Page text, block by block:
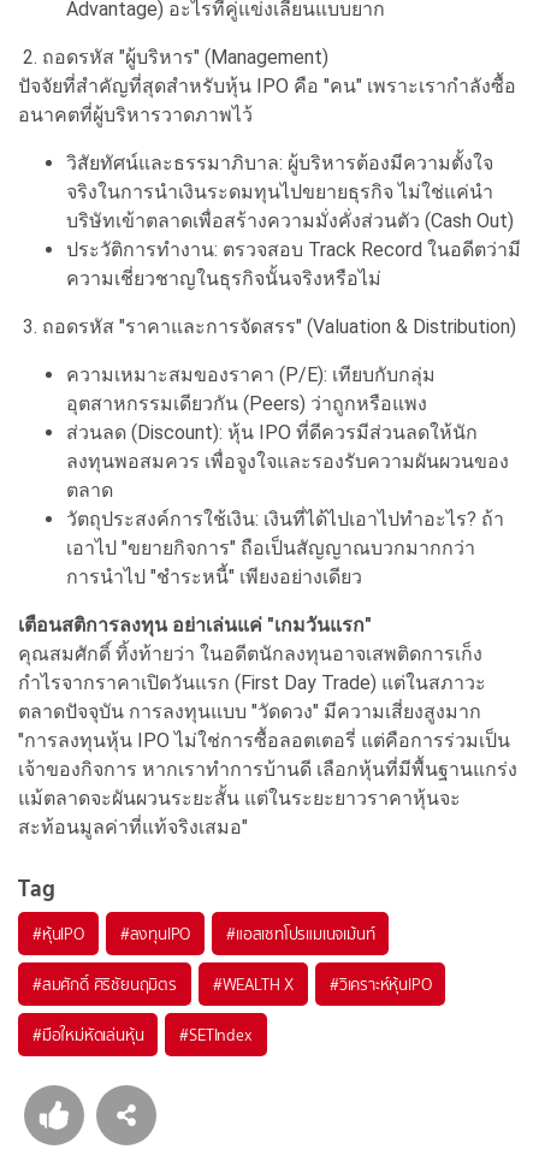
Advantage) อะไรที่คู่แข่งเลียนแบบยาก
2. ถอดรหัส "ผู้บริหาร" (Management)
ปัจจัยที่สำคัญที่สุดสำหรับหุ้น IPO คือ "คน" เพราะเรากำลังซื้อ
อนาคตที่ผู้บริหารวาดภาพไว้
วิสัยทัศน์และธรรมาภิบาล: ผู้บริหารต้องมีความตั้งใจ
จริงในการนำเงินระดมทุนไปขยายธุรกิจ ไม่ใช่แค่นำ
บริษัทเข้าตลาดเพื่อสร้างความมั่งคั่งส่วนตัว (Cash Out)
ประวัติการทำงาน: ตรวจสอบ Track Record ในอดีตว่ามี
ความเชี่ยวชาญในธุรกิจนั้นจริงหรือไม่
3. ถอดรหัส "ราคาและการจัดสรร" (Valuation & Distribution)
ความเหมาะสมของราคา (P/E): เทียบกับกลุ่ม
อุตสาหกรรมเดียวกัน (Peers) ว่าถูกหรือแพง
ส่วนลด (Discount): หุ้น IPO ที่ดีควรมีส่วนลดให้นัก
ลงทุนพอสมควร เพื่อจูงใจและรองรับความผันผวนของ
ตลาด
วัตถุประสงค์การใช้เงิน: เงินที่ได้ไปเอาไปทำอะไร? ถ้า
เอาไป "ขยายกิจการ" ถือเป็นสัญญาณบวกมากกว่า
การนำไป "ชำระหนี้" เพียงอย่างเดียว
เตือนสติการลงทุน อย่าเล่นแค่ "เกมวันแรก"
คุณสมศักดิ์ ทิ้งท้ายว่า ในอดีตนักลงทุนอาจเสพติดการเก็ง
กำไรจากราคาเปิดวันแรก (First Day Trade) แต่ในสภาวะ
ตลาดปัจจุบัน การลงทุนแบบ "วัดดวง" มีความเสี่ยงสูงมาก
"การลงทุนหุ้น IPO ไม่ใช่การซื้อลอตเตอรี่ แต่คือการร่วมเป็น
เจ้าของกิจการ หากเราทำการบ้านดี เลือกหุ้นที่มีพื้นฐานแกร่ง
แม้ตลาดจะผันผวนระยะสั้น แต่ในระยะยาวราคาหุ้นจะ
สะท้อนมูลค่าที่แท้จริงเสมอ"
Tag
#หุ้นIPO #ลงทุนIPO #แอสเซทโปรแมเนจเม้นท์
#สมศักดิ์ ศิริชัยนฤมิตร #WEALTH X #วิเคราะห์หุ้นIPO
#มือใหม่หัดเล่นหุ้น #SETIndex